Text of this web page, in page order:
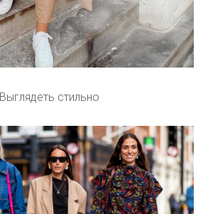
Выглядеть стильно